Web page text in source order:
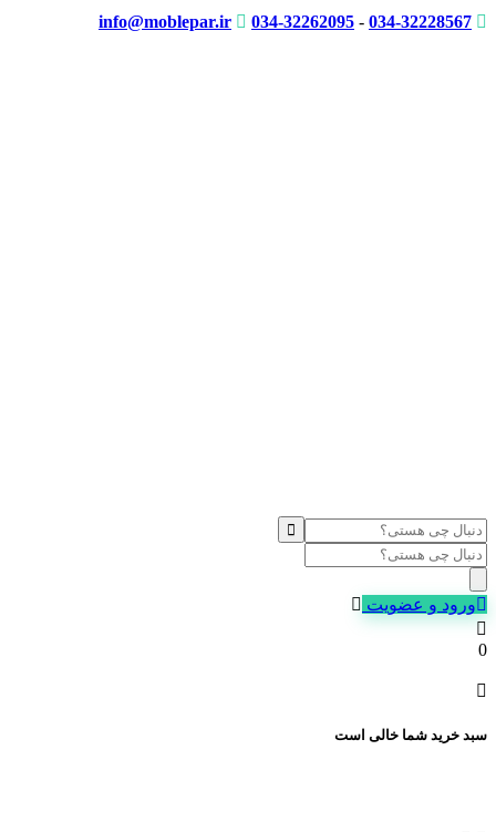
info@moblepar.ir 034-32262095 - 034-32228567
Products
search
ورود و عضویت
0
سبد خرید شما خالی است